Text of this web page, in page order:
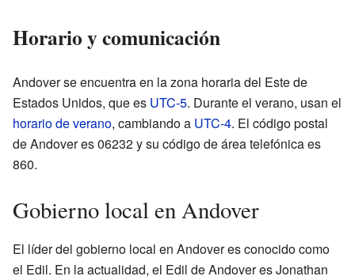
Horario y comunicación
Andover se encuentra en la zona horaria del Este de
Estados Unidos, que es UTC-5. Durante el verano, usan el
horario de verano, cambiando a UTC-4. El código postal
de Andover es 06232 y su código de área telefónica es
860.
Gobierno local en Andover
El líder del gobierno local en Andover es conocido como
el Edil. En la actualidad, el Edil de Andover es Jonathan